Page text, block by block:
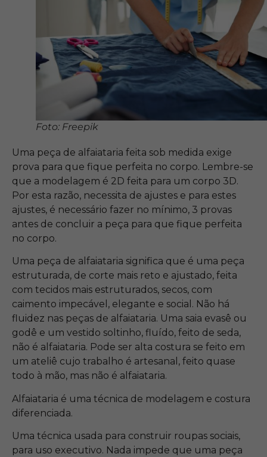
Foto: Freepik
Uma peça de alfaiataria feita sob medida exige
prova para que fique perfeita no corpo. Lembre-se
que a modelagem é 2D feita para um corpo 3D.
Por esta razão, necessita de ajustes e para estes
ajustes, é necessário fazer no mínimo, 3 provas
antes de concluir a peça para que fique perfeita
no corpo.
Uma peça de alfaiataria significa que é uma peça
estruturada, de corte mais reto e ajustado, feita
com tecidos mais estruturados, secos, com
caimento impecável, elegante e social. Não há
fluidez nas peças de alfaiataria. Uma saia evasê ou
godê e um vestido soltinho, fluído, feito de seda,
não é alfaiataria. Pode ser alta costura se feito em
um ateliê cujo trabalho é artesanal, feito quase
todo à mão, mas não é alfaiataria.
Alfaiataria é uma técnica de modelagem e costura
diferenciada.
Uma técnica usada para construir roupas sociais,
para uso executivo. Nada impede que uma peça